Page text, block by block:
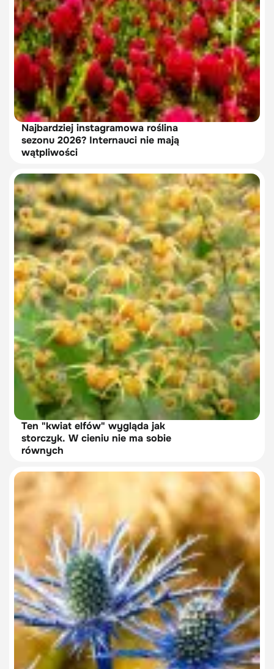
Najbardziej instagramowa roślina
sezonu 2026? Internauci nie mają
wątpliwości
Ten "kwiat elfów" wygląda jak
storczyk. W cieniu nie ma sobie
równych